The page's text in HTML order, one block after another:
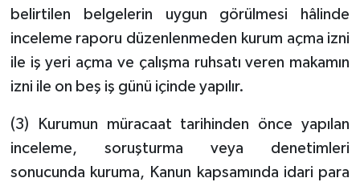
belirtilen belgelerin uygun görülmesi hâlinde
inceleme raporu düzenlenmeden kurum açma izni
ile iş yeri açma ve çalışma ruhsatı veren makamın
izni ile on beş iş günü içinde yapılır.
(3) Kurumun müracaat tarihinden önce yapılan
inceleme, soruşturma veya denetimleri
sonucunda kuruma, Kanun kapsamında idari para